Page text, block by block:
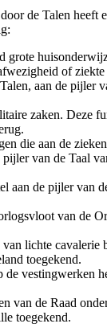
de Talen heeft
grote
of
aan de pijler
zaken. Deze
die aan de
van de Taal
aan de pijler van
van de
lichte cavalerie
toegekend.
de vestingwerken
van de Raad
toegekend.